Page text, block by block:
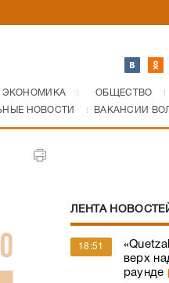
ЭКОНОМИКА ОБЩЕСТВО
НОВОСТИ ВАКАНСИИ
ЛЕНТА
18:51
верх
раунде